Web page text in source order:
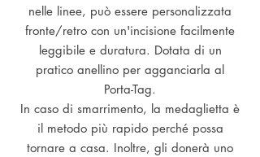
nelle linee, può essere personalizzata
fronte/retro con un'incisione facilmente
leggibile e duratura. Dotata di un
pratico anellino per agganciarla al
Porta-Tag.
In caso di smarrimento, la medaglietta è
il metodo più rapido perché possa
tornare a casa. Inoltre, gli donerà uno